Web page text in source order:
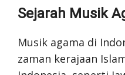
Sejarah Musik
Musik agama di
zaman kerajaan